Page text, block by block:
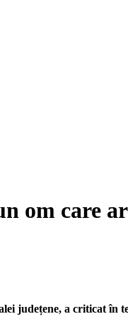
care
județene, a criticat